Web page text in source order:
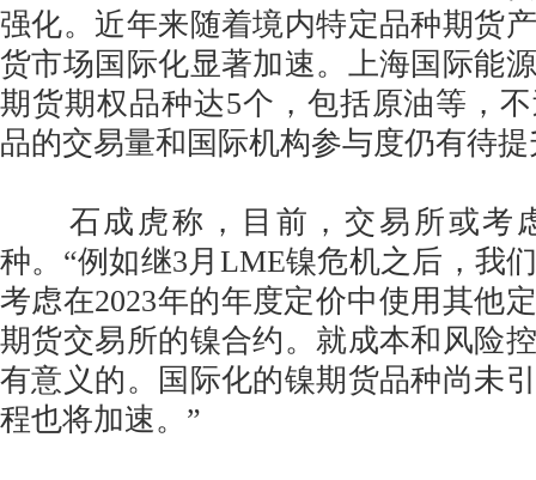
强化。近年来随着境内特定品种期货
货市场国际化显著加速。上海国际能
期货期权品种达5个，包括原油等，
品的交易量和国际机构参与度仍有待
石成虎称，目前，交易所或考
种。“例如继3月LME镍危机之后，我
考虑在2023年的年度定价中使用其他
期货交易所的镍合约。就成本和风险
有意义的。国际化的镍期货品种尚未
程也将加速。”